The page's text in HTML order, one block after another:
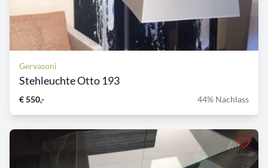
Gervasoni
Stehleuchte Otto 193
€ 550,- 44% Nachlass